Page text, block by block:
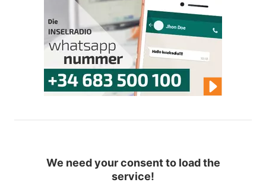
We need your consent to load the
service!